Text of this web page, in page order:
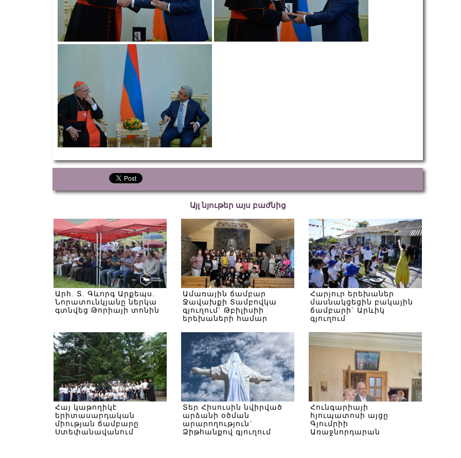
Այլ նյութեր այս բաժնից
Արհ. Տ. Գևորգ Արքեպս.
Նորատունկյանը ներկա
գտնվեց Թորիայի տոնին
Ամառային ճամբար
Ջավախքի Տամբովկա
գյուղում` Թբիլիսիի
երեխաների համար
Հարյուր երեխաներ
մասնակցեցին բակային
ճամբարի` Արևիկ
գյուղում
Հայ կաթողիկէ
երիտասարդական
միության ճամբարը
Ստեփանավանում
Տեր Հիսուսին նվիրված
արձանի օծման
արարողություն`
Ձիթհանքով գյուղում
Հունգարիայի
հյուպատոսի այցը
Գյումրիի
Առաջնորդարան